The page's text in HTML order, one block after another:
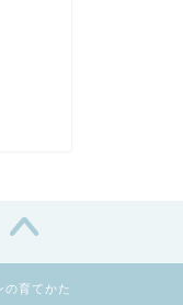
育てかた